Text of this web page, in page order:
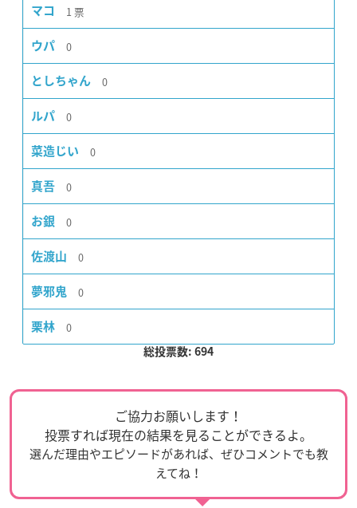
マコ 1 票
ウパ 0
としちゃん 0
ルパ 0
菜造じい 0
真吾 0
お銀 0
佐渡山 0
夢邪鬼 0
栗林 0
総投票数: 694
ご協力お願いします！
投票すれば現在の結果を見ることができるよ。
選んだ理由やエピソードがあれば、ぜひコメントでも教
えてね！